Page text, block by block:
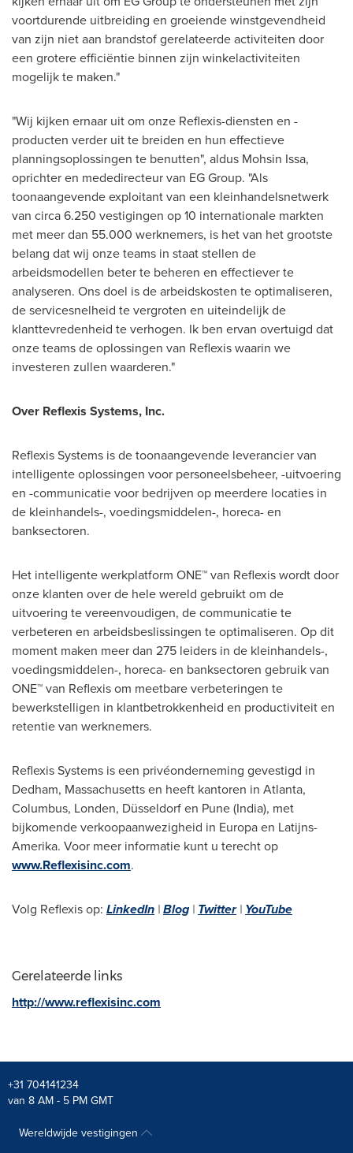
voortdurende uitbreiding en groeiende winstgevendheid
van zijn niet aan brandstof gerelateerde activiteiten door
een grotere efficiëntie binnen zijn winkelactiviteiten
mogelijk te maken."
"Wij kijken ernaar uit om onze Reflexis-diensten en -
producten verder uit te breiden en hun effectieve
planningsoplossingen te benutten", aldus Mohsin Issa,
oprichter en mededirecteur van EG Group. "Als
toonaangevende exploitant van een kleinhandelsnetwerk
van circa 6.250 vestigingen op 10 internationale markten
met meer dan 55.000 werknemers, is het van het grootste
belang dat wij onze teams in staat stellen de
arbeidsmodellen beter te beheren en effectiever te
analyseren. Ons doel is de arbeidskosten te optimaliseren,
de servicesnelheid te vergroten en uiteindelijk de
klanttevredenheid te verhogen. Ik ben ervan overtuigd dat
onze teams de oplossingen van Reflexis waarin we
investeren zullen waarderen."
Over Reflexis Systems, Inc.
Reflexis Systems is de toonaangevende leverancier van
intelligente oplossingen voor personeelsbeheer, -uitvoering
en -communicatie voor bedrijven op meerdere locaties in
de kleinhandels-, voedingsmiddelen-, horeca- en
banksectoren.
Het intelligente werkplatform ONE™ van Reflexis wordt door
onze klanten over de hele wereld gebruikt om de
uitvoering te vereenvoudigen, de communicatie te
verbeteren en arbeidsbeslissingen te optimaliseren. Op dit
moment maken meer dan 275 leiders in de kleinhandels-,
voedingsmiddelen-, horeca- en banksectoren gebruik van
ONE™ van Reflexis om meetbare verbeteringen te
bewerkstelligen in klantbetrokkenheid en productiviteit en
retentie van werknemers.
Reflexis Systems is een privéonderneming gevestigd in
Dedham, Massachusettsen heeft kantoren in Atlanta,
Columbus, Londen, Düsseldorf en Pune(India), met
bijkomende verkoopaanwezigheid in Europa en Latijns-
Amerika. Voor meer informatie kunt u terecht op
www.Reflexisinc.com.
Volg Reflexis op: LinkedIn |Blog | Twitter| YouTube
Gerelateerde links
http://www.reflexisinc.com
+31 704141234
van 8 AM - 5 PM GMT
Wereldwijde vestigingen